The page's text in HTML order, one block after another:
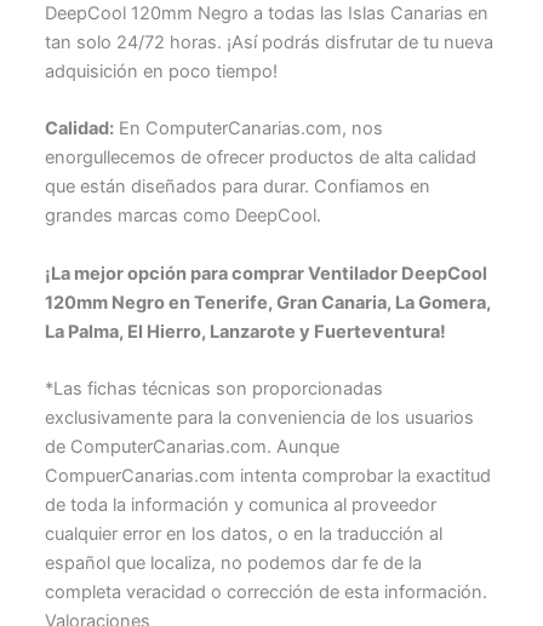
DeepCool 120mm Negro a todas las Islas Canarias en
tan solo 24/72 horas. ¡Así podrás disfrutar de tu nueva
adquisición en poco tiempo!
Calidad: En ComputerCanarias.com, nos
enorgullecemos de ofrecer productos de alta calidad
que están diseñados para durar. Confiamos en
grandes marcas como DeepCool.
¡La mejor opción para comprar Ventilador DeepCool
120mm Negro en Tenerife, Gran Canaria, La Gomera,
La Palma, El Hierro, Lanzarote y Fuerteventura!
*Las fichas técnicas son proporcionadas
exclusivamente para la conveniencia de los usuarios
de ComputerCanarias.com. Aunque
CompuerCanarias.com intenta comprobar la exactitud
de toda la información y comunica al proveedor
cualquier error en los datos, o en la traducción al
español que localiza, no podemos dar fe de la
completa veracidad o corrección de esta información.
Valoraciones